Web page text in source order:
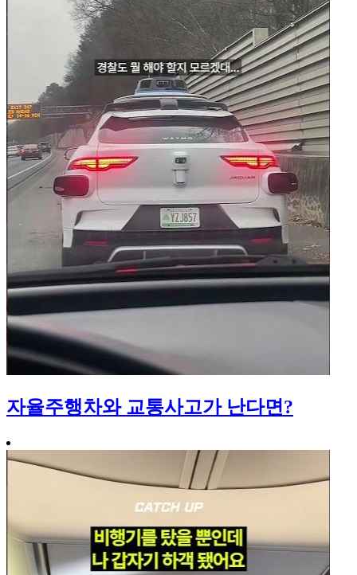
자율주행차와 교통사고가 난다면?